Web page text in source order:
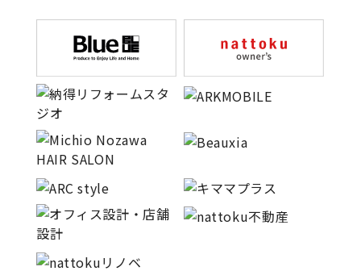
キママプラス
納得リフォームスタジオ nattoku リノベ
分譲住宅･不動産 スタッフブログ
施工事例 お客さまの声